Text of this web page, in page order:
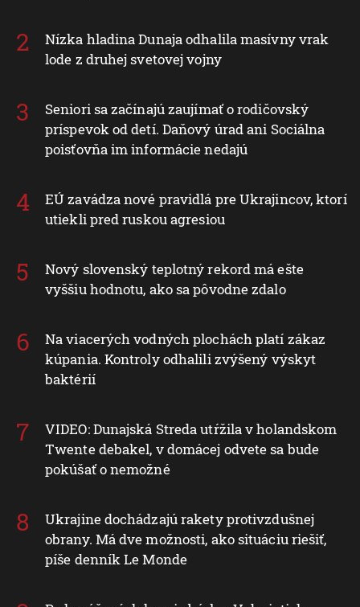
Nízka hladina Dunaja odhalila masívny vrak
lode z druhej svetovej vojny
Seniori sa začínajú zaujímať o rodičovský
príspevok od detí. Daňový úrad ani Sociálna
poisťovňa im informácie nedajú
EÚ zavádza nové pravidlá pre Ukrajincov, ktorí
utiekli pred ruskou agresiou
Nový slovenský teplotný rekord má ešte
vyššiu hodnotu, ako sa pôvodne zdalo
Na viacerých vodných plochách platí zákaz
kúpania. Kontroly odhalili zvýšený výskyt
baktérií
VIDEO: Dunajská Streda utŕžila v holandskom
Twente debakel, v domácej odvete sa bude
pokúšať o nemožné
Ukrajine dochádzajú rakety protivzdušnej
obrany. Má dve možnosti, ako situáciu riešiť,
píše denník Le Monde